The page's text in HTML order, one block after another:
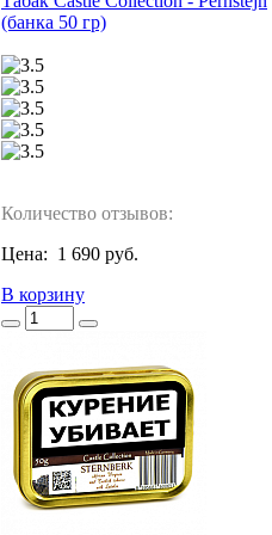
(банка 50 гр)
Количество отзывов:
Цена: 1 690 руб.
В корзину